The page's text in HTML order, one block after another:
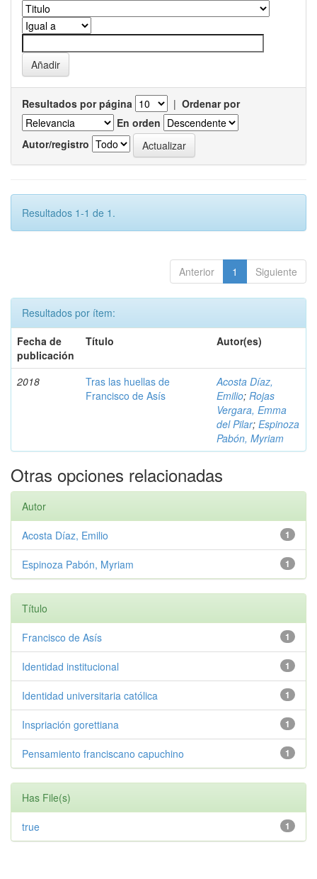
Resultados por página | Ordenar por
En orden
Autor/registro
Resultados 1-1 de 1.
Anterior 1 Siguiente
Resultados por ítem:
Fecha de
publicación
Título Autor(es)
2018
Tras las huellas de
Francisco de Asís
Acosta Díaz,
Emilio; Rojas
Vergara, Emma
del Pilar; Espinoza
Pabón, Myriam
Otras opciones relacionadas
Autor
1
Acosta Díaz, Emilio
1
Espinoza Pabón, Myriam
Título
1
Francisco de Asís
1
Identidad institucional
1
Identidad universitaria católica
1
Inspriación gorettiana
1
Pensamiento franciscano capuchino
Has File(s)
1
true